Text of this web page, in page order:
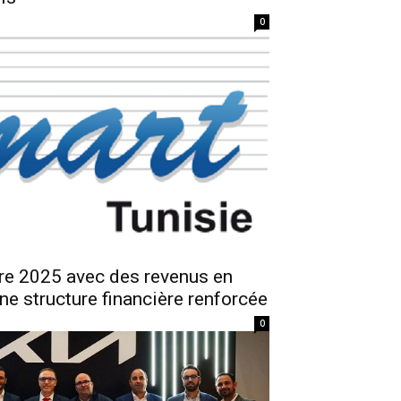
0
2025 avec des revenus en
structure financière renforcée
0